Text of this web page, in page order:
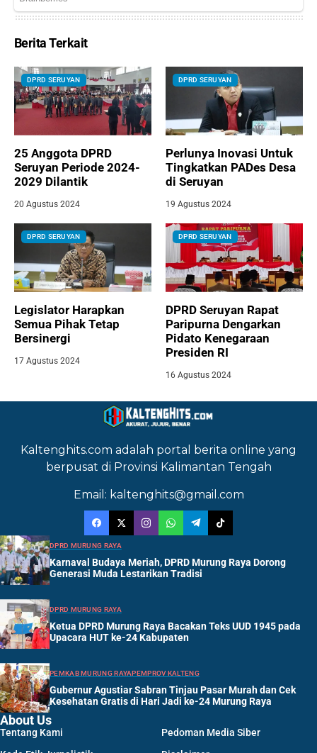
Berita Terkait
DPRD SERUYAN
25 Anggota DPRD
Seruyan Periode 2024-
2029 Dilantik
20 Agustus 2024
DPRD SERUYAN
Perlunya Inovasi Untuk
Tingkatkan PADes Desa
di Seruyan
19 Agustus 2024
DPRD SERUYAN
Legislator Harapkan
Semua Pihak Tetap
Bersinergi
17 Agustus 2024
DPRD SERUYAN
DPRD Seruyan Rapat
Paripurna Dengarkan
Pidato Kenegaraan
Presiden RI
16 Agustus 2024
Kaltenghits.com adalah portal berita online yang
berpusat di Provinsi Kalimantan Tengah
Email: kaltenghits@gmail.com
DPRD MURUNG RAYA
Karnaval Budaya Meriah, DPRD Murung Raya Dorong
Generasi Muda Lestarikan Tradisi
DPRD MURUNG RAYA
Ketua DPRD Murung Raya Bacakan Teks UUD 1945 pada
Upacara HUT ke-24 Kabupaten
PEMKAB MURUNG RAYAPEMPROV KALTENG
Gubernur Agustiar Sabran Tinjau Pasar Murah dan Cek
Kesehatan Gratis di Hari Jadi ke-24 Murung Raya
About Us
Tentang Kami
Pedoman Media Siber